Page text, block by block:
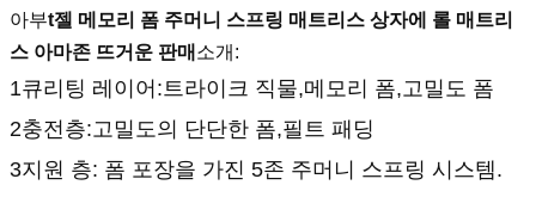
아부t젤 메모리 폼 주머니 스프링 매트리스 상자에 롤 매트리
스 아마존 뜨거운 판매 소개:
1큐리팅 레이어:트라이크 직물,메모리 폼,고밀도 폼
2충전층:고밀도의 단단한 폼,필트 패딩
3지원 층: 폼 포장을 가진 5존 주머니 스프링 시스템.